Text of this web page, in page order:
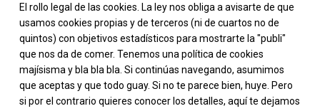
Copyright ©2023 Fisiotrainig. Todos los derechos reservados.
El rollo legal de las cookies. La ley nos obliga a avisarte de que
usamos cookies propias y de terceros (ni de cuartos no de
quintos) con objetivos estadísticos para mostrarte la "publi"
que nos da de comer. Tenemos una política de cookies
majísisma y bla bla bla. Si continúas navegando, asumimos
que aceptas y que todo guay. Si no te parece bien, huye. Pero
si por el contrario quieres conocer los detalles, aquí te dejamos